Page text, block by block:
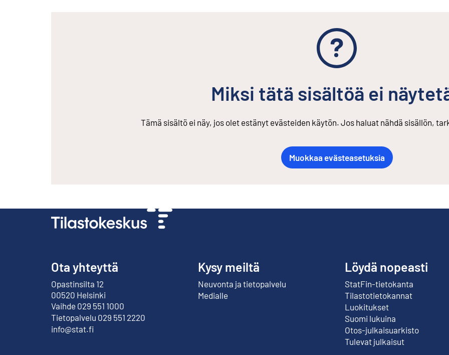
Miksi tätä sisältöä ei
Tämä sisältö ei näy, jos olet estänyt evästeiden käytön. Jos haluat nähdä sisällön,
Muokkaa evästeasetuksia
Ota yhteyttä
Opastinsilta 12
00520 Helsinki
Ulkoinen linkki
Vaihde 029 551 1000
Tietopalvelu 029 551 2220
info@stat.fi
Kysy meiltä
Neuvonta ja tietopalvelu
Medialle
Löydä nopeasti
StatFin-tietokanta
Ulkoinen linkki
Tilastotietokannat
Luokitukset
Suomi lukuina
Otos-julkaisuarkisto
Ulkoinen linkki
Tulevat julkaisut